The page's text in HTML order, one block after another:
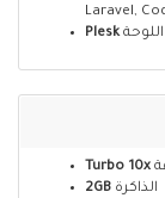
Laravel,
Plesk اللوحة
Turbo 10x
2GB الذاكرة